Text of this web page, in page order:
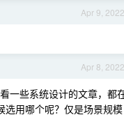
Apr 9, 2022
Apr 8, 2022
一些系统设计的文章，都
选用哪个呢？仅是场景规模